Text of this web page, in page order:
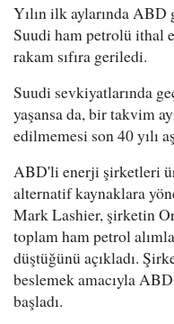
Yılın ilk aylarında
Suudi ham petrolü ithal
rakam sıfıra geriledi.
Suudi sevkiyatlarında
yaşansa da, bir takvim
edilmemesi son 40 yılı
ABD'li enerji şirketleri
alternatif kaynaklara
Mark Lashier, şirketin
toplam ham petrol
düştüğünü açıkladı.
beslemek amacıyla
başladı.